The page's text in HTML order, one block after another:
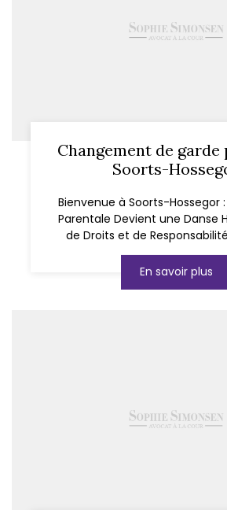
Changement de garde
Soorts-
Bienvenue à Soorts-Hossegor
Parentale Devient une Danse
de Droits et de
En savoir plus